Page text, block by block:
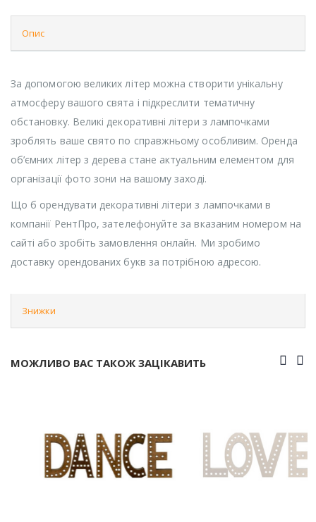
Опис
За допомогою великих літер можна створити унікальну
атмосферу вашого свята і підкреслити тематичну
обстановку. Великі декоративні літери з лампочками
зроблять ваше свято по справжньому особливим. Оренда
об’ємних літер з дерева стане актуальним елементом для
організації фото зони на вашому заході.
Що б орендувати декоративні літери з лампочками в
компанії РентПро, зателефонуйте за вказаним номером на
сайті або зробіть замовлення онлайн. Ми зробимо
доставку орендованих букв за потрібною адресою.
Знижки
МОЖЛИВО ВАС ТАКОЖ ЗАЦІКАВИТЬ